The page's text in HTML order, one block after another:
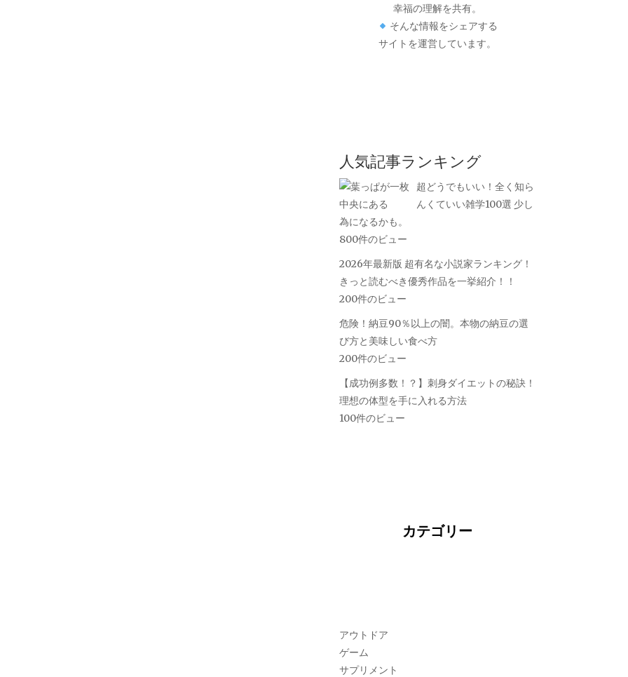
幸福の理解を共有。
そんな情報をシェアする
サイトを運営しています。
人気記事ランキング
超どうでもいい！全く知ら
んくていい雑学100選 少し
為になるかも。
800件のビュー
2026年最新版 超有名な小説家ランキング！
きっと読むべき優秀作品を一挙紹介！！
200件のビュー
危険！納豆90％以上の闇。本物の納豆の選
び方と美味しい食べ方
200件のビュー
【成功例多数！？】刺身ダイエットの秘訣！
理想の体型を手に入れる方法
100件のビュー
カテゴリー
アウトドア
ゲーム
サプリメント